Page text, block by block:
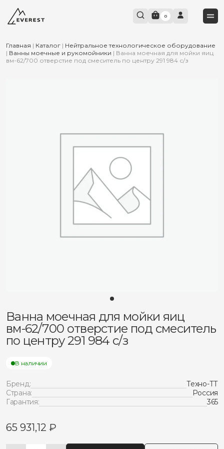
0
Главная | Каталог | Нейтральное технологическое оборудование
| Ванны моечные и рукомойники | Ванна моечная для мойки яиц
вм-62/700 отверстие под смеситель по центру 291 984 с/з
Ванна моечная для мойки яиц
вм-62/700 отверстие под смеситель
по центру 291 984 с/з
В наличии
Бренд:
Техно-ТТ
Страна:
Россия
Гарантия:
365
65 931,12 ₽